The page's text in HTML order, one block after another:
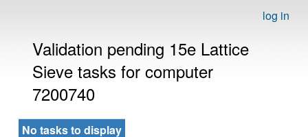
log in
Validation pending 15e Lattice
Sieve tasks for computer
7200740
No tasks to display